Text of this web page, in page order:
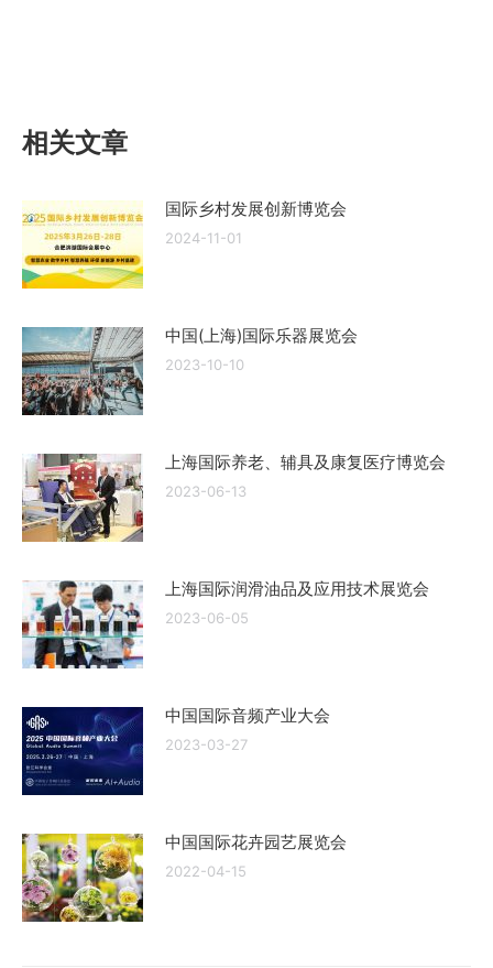
相关文章
国际乡村发展创新博览会
2024-11-01
中国(上海)国际乐器展览会
2023-10-10
上海国际养老、辅具及康复医疗博览会
2023-06-13
上海国际润滑油品及应用技术展览会
2023-06-05
中国国际音频产业大会
2023-03-27
中国国际花卉园艺展览会
2022-04-15